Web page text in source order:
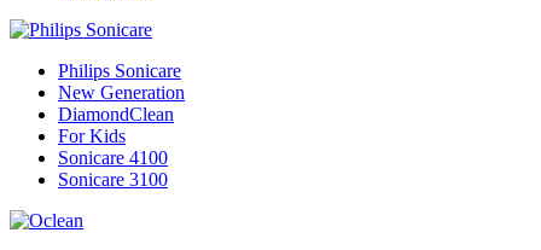
Philips Sonicare
New Generation
DiamondClean
For Kids
Sonicare 4100
Sonicare 3100